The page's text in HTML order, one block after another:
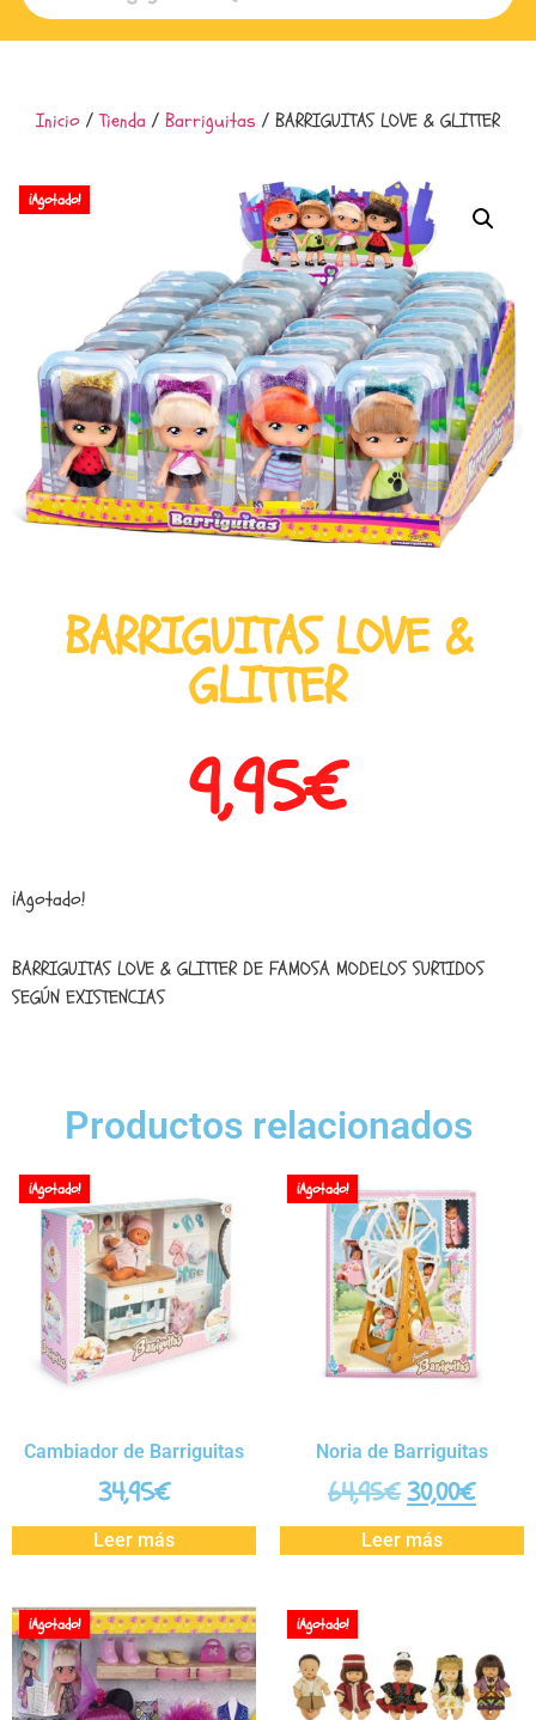
Inicio /Tienda / Barriguitas / BARRIGUITAS LOVE & GLITTER
¡Agotado!
BARRIGUITAS LOVE &
GLITTER
9,95€
¡Agotado!
BARRIGUITAS LOVE & GLITTER DE FAMOSA MODELOS SURTIDOS
SEGÚN EXISTENCIAS
Productos relacionados
¡Agotado!
Cambiador de Barriguitas
34,95€
Leer más
¡Agotado!
Noria de Barriguitas
64,95€30,00€
Leer más
¡Agotado! ¡Agotado!